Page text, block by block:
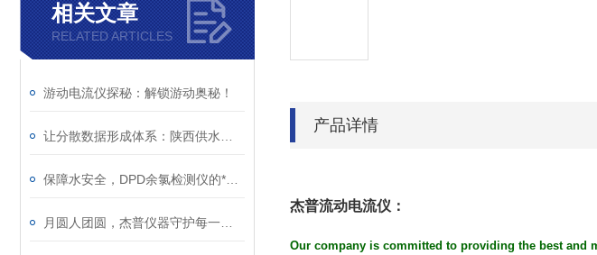
相关文章
RELATED ARTICLES
游动电流仪探秘：解锁游动奥秘！
产品详情
杰普流动电流仪：
Our company is committed to providing the best and